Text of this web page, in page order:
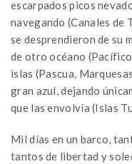
escarpados picos
navegando (Canales de
se desprendieron de su
de otro océano
islas (Pascua,
gran azul, dejando
que las envolvía (Islas
Mil días en un barco,
tantos de libertad y